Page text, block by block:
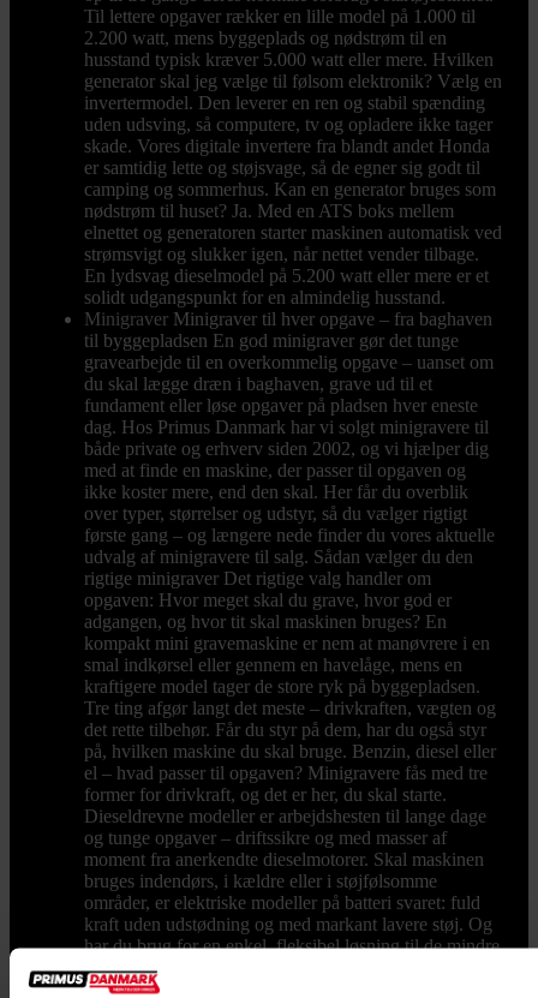
Til lettere opgaver rækker en lille model på 1.000 til
2.200 watt, mens byggeplads og nødstrøm til en
husstand typisk kræver 5.000 watt eller mere. Hvilken
generator skal jeg vælge til følsom elektronik? Vælg en
invertermodel. Den leverer en ren og stabil spænding
uden udsving, så computere, tv og opladere ikke tager
skade. Vores digitale invertere fra blandt andet Honda
er samtidig lette og støjsvage, så de egner sig godt til
camping og sommerhus. Kan en generator bruges som
nødstrøm til huset? Ja. Med en ATS boks mellem
elnettet og generatoren starter maskinen automatisk ved
strømsvigt og slukker igen, når nettet vender tilbage.
En lydsvag dieselmodel på 5.200 watt eller mere er et
solidt udgangspunkt for en almindelig husstand.
Minigraver Minigraver til hver opgave – fra baghaven
til byggepladsen En god minigraver gør det tunge
gravearbejde til en overkommelig opgave – uanset om
du skal lægge dræn i baghaven, grave ud til et
fundament eller løse opgaver på pladsen hver eneste
dag. Hos Primus Danmark har vi solgt minigravere til
både private og erhverv siden 2002, og vi hjælper dig
med at finde en maskine, der passer til opgaven og
ikke koster mere, end den skal. Her får du overblik
over typer, størrelser og udstyr, så du vælger rigtigt
første gang – og længere nede finder du vores aktuelle
udvalg af minigravere til salg. Sådan vælger du den
rigtige minigraver Det rigtige valg handler om
opgaven: Hvor meget skal du grave, hvor god er
adgangen, og hvor tit skal maskinen bruges? En
kompakt mini gravemaskine er nem at manøvrere i en
smal indkørsel eller gennem en havelåge, mens en
kraftigere model tager de store ryk på byggepladsen.
Tre ting afgør langt det meste – drivkraften, vægten og
det rette tilbehør. Får du styr på dem, har du også styr
på, hvilken maskine du skal bruge. Benzin, diesel eller
el – hvad passer til opgaven? Minigravere fås med tre
former for drivkraft, og det er her, du skal starte.
Dieseldrevne modeller er arbejdshesten til lange dage
og tunge opgaver – driftssikre og med masser af
moment fra anerkendte dieselmotorer. Skal maskinen
bruges indendørs, i kældre eller i støjfølsomme
områder, er elektriske modeller på batteri svaret: fuld
kraft uden udstødning og med markant lavere støj. Og
har du brug for en enkel, fleksibel løsning til de mindre
opgaver, finder du også benzindrevne modeller. Kort
sagt: vælg diesel til drift og holdbarhed, el til indendørs